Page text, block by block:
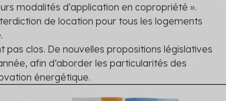
modalités d'application en copropriété ».
de location pour tous les logements
clos. De nouvelles propositions législatives
afin d’aborder les particularités des
énergétique.